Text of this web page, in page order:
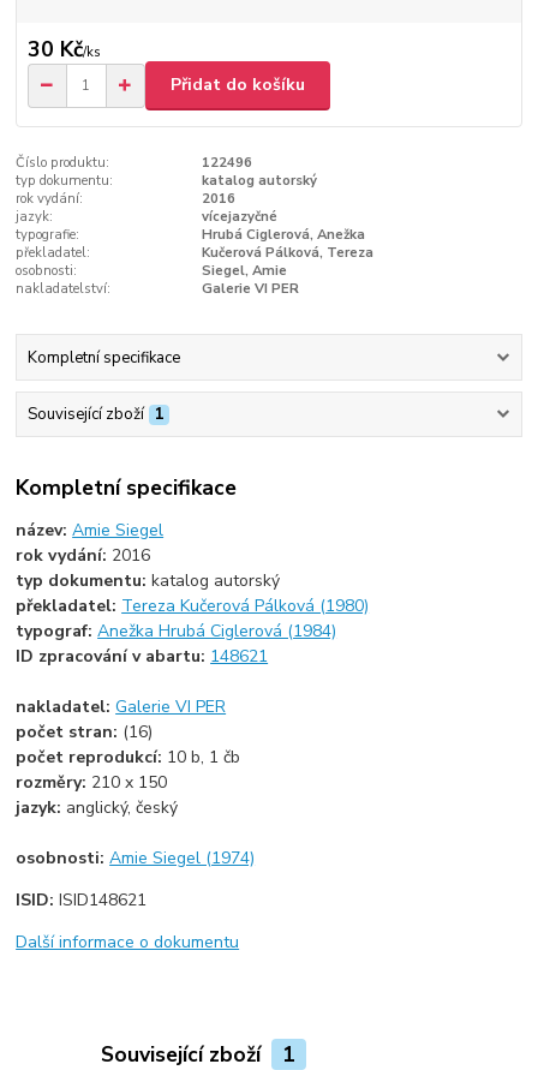
30 Kč/ks
Přidat do košíku
Číslo produktu:
122496
typ dokumentu:
katalog autorský
rok vydání:
2016
jazyk:
vícejazyčné
typografie:
Hrubá Ciglerová, Anežka
překladatel:
Kučerová Pálková, Tereza
osobnosti:
Siegel, Amie
nakladatelství:
Galerie VI PER
Kompletní specifikace
Související zboží 1
Kompletní specifikace
název:Amie Siegel
rok vydání: 2016
typ dokumentu:katalog autorský
překladatel: Tereza Kučerová Pálková (1980)
typograf:Anežka Hrubá Ciglerová (1984)
ID zpracování v abartu: 148621
nakladatel:Galerie VI PER
počet stran: (16)
počet reprodukcí: 10 b, 1 čb
rozměry: 210 x 150
jazyk: anglický, český
osobnosti:Amie Siegel (1974)
ISID:ISID148621
Další informace o dokumentu
Související zboží 1